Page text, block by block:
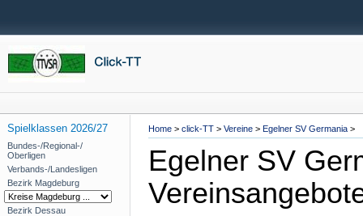
Home > click-TT > Vereine > Egelner SV Germania >
Spielklassen 2026/27
Bundes-/Regional-/
Oberligen
Verbands-/Landesligen
Bezirk Magdeburg
Bezirk Dessau
Egelner SV